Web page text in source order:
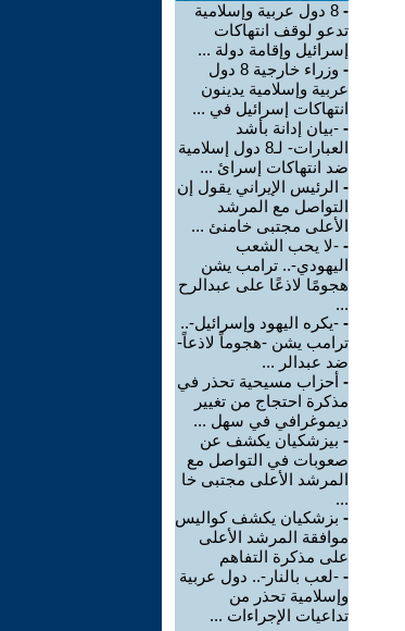
-
8 دول عربية وإسلامية
تدعو لوقف انتهاكات
إسرائيل وإقامة دولة ...
-
وزراء خارجية 8 دول
عربية وإسلامية يدينون
انتهاكات إسرائيل في ...
- -بيان إدانة بأشد
العبارات- لـ8 دول إسلامية
ضد انتهاكات إسرائ ...
- الرئيس الإيراني يقول إن
التواصل مع المرشد
الأعلى مجتبى خامنئ ...
- -لا يحب الشعب
اليهودي-.. ترامب يشن
هجومًا لاذعًا على عبدالرح
...
- -يكره اليهود وإسرائيل-..
ترامب يشن -هجوماً لاذعاً-
ضد عبدالر ...
- أحزاب مسيحية تحذر في
مذكرة احتجاج من تغيير
ديموغرافي في سهل ...
- بيزشكيان يكشف عن
صعوبات في التواصل مع
المرشد الأعلى مجتبى خا
...
- بزشكيان يكشف كواليس
موافقة المرشد الأعلى
على مذكرة التفاهم
- -لعب بالنار-.. دول عربية
وإسلامية تحذر من
تداعيات الإجراءات ...